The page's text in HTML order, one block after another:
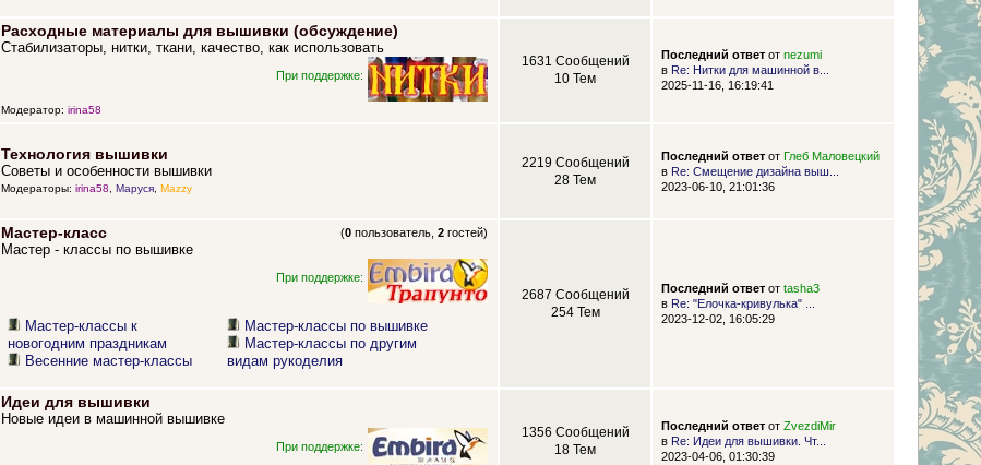
Расходные материалы для вышивки (обсуждение)
Стабилизаторы, нитки, ткани, качество, как использовать
При поддержке:
Модератор: irina58
1631 Сообщений
10 Тем
Последний ответот nezumi
в Re: Нитки для машинной в...
2025-11-16, 16:19:41
Технология вышивки
Советы и особенности вышивки
Модераторы: irina58, Маруся, Mazzy
2219 Сообщений
28 Тем
Последний ответот Глеб Маловецкий
в Re: Смещение дизайна выш...
2023-06-10, 21:01:36
Мастер-класс (0 пользователь,2 гостей)
Мастер - классы по вышивке
При поддержке:
Мастер-классы к
новогодним праздникам
Весенние мастер-классы
Мастер-классы по вышивке
Мастер-классы по другим
видам рукоделия
2687 Сообщений
254 Тем
Последний ответот tasha3
в Re: "Елочка-кривулька" ...
2023-12-02, 16:05:29
Идеи для вышивки
Новые идеи в машинной вышивке
При поддержке:
1356 Сообщений
18 Тем
Последний ответот ZvezdiMir
в Re: Идеи для вышивки. Чт...
2023-04-06, 01:30:39